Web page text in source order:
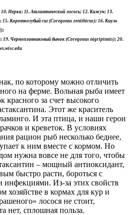
Нерка; 11. Атлантический лосось; 12. Кижуч; 13.
Короткозубый сиг (Coregonus zenithicus); 16. Киуль
19. Черноплавниковый бычок (Coregonus nigripinnis); 20.
по которому можно отличить
на ферме. Вольная рыба имеет
за счет высокого
Этот же краситель
И эта птица, и наши герои
и креветок. В условиях
рацион рыб несколько беднее,
к ним вместе с кормом. Но
нужна вовсе не для того, чтобы
– мощный антиоксидант,
быстро расти, бороться с
инфекциями. Из-за этих свойств
хозяйстве в кормах для кур и
лосося не стоит,
нет, сплошная польза.